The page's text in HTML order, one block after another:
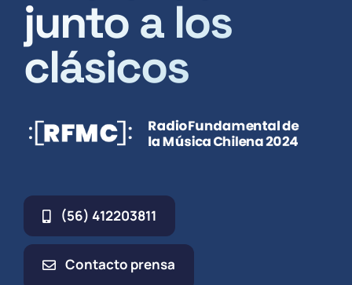
junto a los
clásicos
(56) 412203811
Contacto prensa